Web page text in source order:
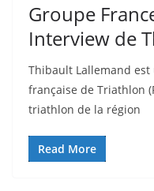
Groupe
Interview de
Thibault Lallemand
française de Triathlon
triathlon de la région
Read More